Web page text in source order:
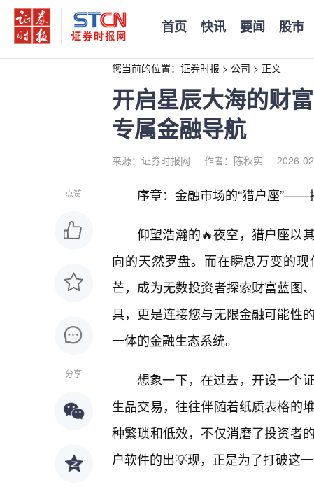
首页 快讯 要闻 股市
您当前的位置： 证券时报 > 公司 > 正文
开启星辰大海的财
专属金融导航
来源：证券时报网 作者：陈秋实 2026-
点赞
分享
序章：金融市场的“猎户座”——
仰望浩瀚的🔥夜空，猎户座以
向的天然罗盘。而在瞬息万变的
芒，成为无数投资者探索财富蓝图
具，更是连接您与无限金融可能性
一体的金融生态系统。
想象一下，在过去，开设一个
生品交易，往往伴随着纸质表格的
种繁琐和低效，不仅消磨了投资者
户软件的出💡现，正是为了打破这